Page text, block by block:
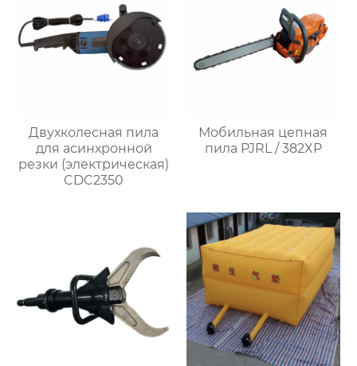
Двухколесная пила
для асинхронной
резки (электрическая)
CDC2350
Мобильная цепная
пила PJRL / 382XP